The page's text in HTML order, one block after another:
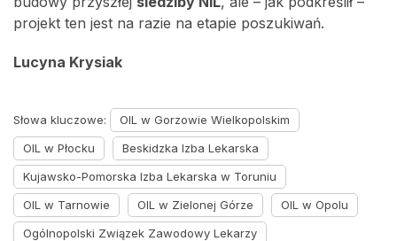
projekt ten jest na razie na etapie poszukiwań.
Lucyna Krysiak
Słowa kluczowe:
OIL w Gorzowie Wielkopolskim
OIL w Płocku
Beskidzka Izba Lekarska
Kujawsko-Pomorska Izba Lekarska w Toruniu
OIL w Tarnowie
OIL w Zielonej Górze
OIL w Opolu
Ogólnopolski Związek Zawodowy Lekarzy